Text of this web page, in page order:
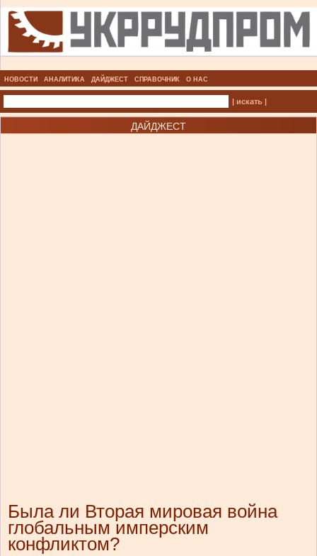
НОВОСТИ АНАЛИТИКА ДАЙДЖЕСТ СПРАВОЧНИК О НАС
| искать |
ДАЙДЖЕСТ
Была ли Вторая мировая война
глобальным имперским
конфликтом?